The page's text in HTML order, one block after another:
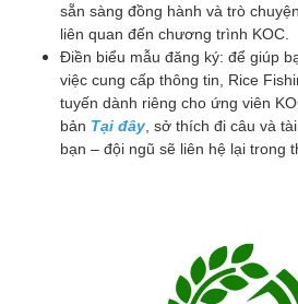
sẵn sàng đồng hành và trò
liên quan đến chương trình KOC.
Điền biểu mẫu đăng ký: để giúp
việc cung cấp thông tin, Rice
tuyến dành riêng cho ứng viên
bản Tại đây, sở thích đi câu và
bạn – đội ngũ sẽ liên hệ lại trong